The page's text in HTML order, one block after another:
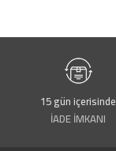
15 gün içerisinde
İADE İMKANI